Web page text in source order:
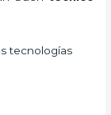
tecnologías